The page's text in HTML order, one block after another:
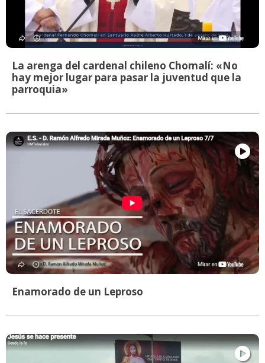
La arenga del cardenal chileno Chomalí: «No
hay mejor lugar para pasar la juventud que la
parroquia»
Enamorado de un Leproso